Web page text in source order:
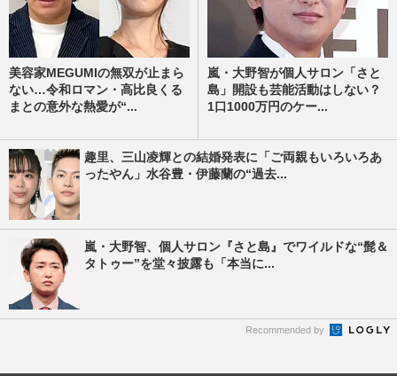
美容家MEGUMIの無双が止まら
ない…令和ロマン・高比良くる
まとの意外な熱愛が“...
嵐・大野智が個人サロン「さと
島」開設も芸能活動はしない？
1口1000万円のケー...
趣里、三山凌輝との結婚発表に「ご両親もいろいろあ
ったやん」水谷豊・伊藤蘭の“過去...
嵐・大野智、個人サロン『さと島』でワイルドな“髭＆
タトゥー”を堂々披露も「本当に...
Recommended by